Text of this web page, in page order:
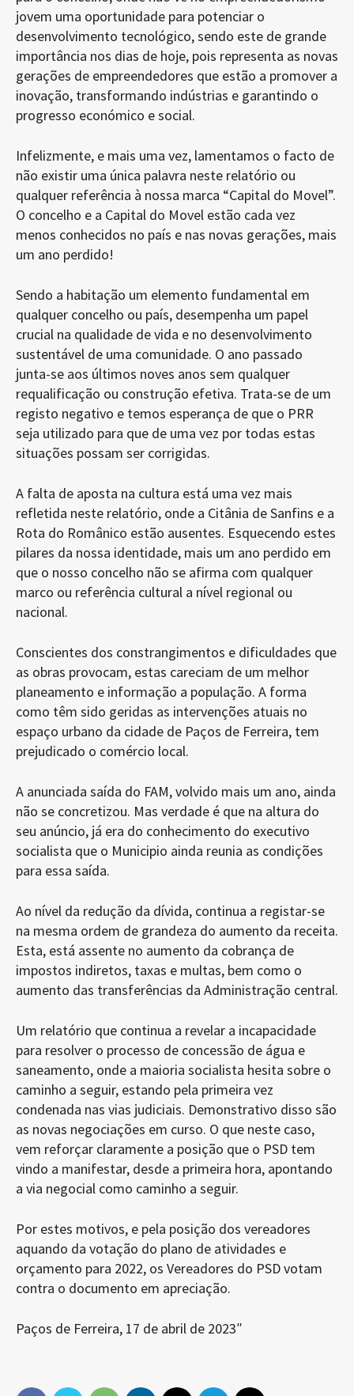
jovem uma oportunidade para potenciar o
desenvolvimento tecnológico, sendo este de grande
importância nos dias de hoje, pois representa as novas
gerações de empreendedores que estão a promover a
inovação, transformando indústrias e garantindo o
progresso económico e social.
Infelizmente, e mais uma vez, lamentamos o facto de
não existir uma única palavra neste relatório ou
qualquer referência à nossa marca “Capital do Movel”.
O concelho e a Capital do Movel estão cada vez
menos conhecidos no país e nas novas gerações, mais
um ano perdido!
Sendo a habitação um elemento fundamental em
qualquer concelho ou país, desempenha um papel
crucial na qualidade de vida e no desenvolvimento
sustentável de uma comunidade. O ano passado
junta-se aos últimos noves anos sem qualquer
requalificação ou construção efetiva. Trata-se de um
registo negativo e temos esperança de que o PRR
seja utilizado para que de uma vez por todas estas
situações possam ser corrigidas.
A falta de aposta na cultura está uma vez mais
refletida neste relatório, onde a Citânia de Sanfins e a
Rota do Românico estão ausentes. Esquecendo estes
pilares da nossa identidade, mais um ano perdido em
que o nosso concelho não se afirma com qualquer
marco ou referência cultural a nível regional ou
nacional.
Conscientes dos constrangimentos e dificuldades que
as obras provocam, estas careciam de um melhor
planeamento e informação a população. A forma
como têm sido geridas as intervenções atuais no
espaço urbano da cidade de Paços de Ferreira, tem
prejudicado o comércio local.
A anunciada saída do FAM, volvido mais um ano, ainda
não se concretizou. Mas verdade é que na altura do
seu anúncio, já era do conhecimento do executivo
socialista que o Municipio ainda reunia as condições
para essa saída.
Ao nível da redução da dívida, continua a registar-se
na mesma ordem de grandeza do aumento da receita.
Esta, está assente no aumento da cobrança de
impostos indiretos, taxas e multas, bem como o
aumento das transferências da Administração central.
Um relatório que continua a revelar a incapacidade
para resolver o processo de concessão de água e
saneamento, onde a maioria socialista hesita sobre o
caminho a seguir, estando pela primeira vez
condenada nas vias judiciais. Demonstrativo disso são
as novas negociações em curso. O que neste caso,
vem reforçar claramente a posição que o PSD tem
vindo a manifestar, desde a primeira hora, apontando
a via negocial como caminho a seguir.
Por estes motivos, e pela posição dos vereadores
aquando da votação do plano de atividades e
orçamento para 2022, os Vereadores do PSD votam
contra o documento em apreciação.
Paços de Ferreira, 17 de abril de 2023″